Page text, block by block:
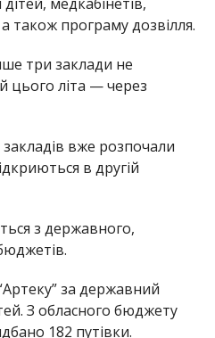
а також програму дозвілля.
три заклади не
цього літа — через
вже розпочали
в другій
з державного,
за державний
З обласного бюджету
182 путівки.